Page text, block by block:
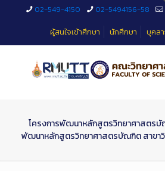
02-549-4150 02-5494156-58
ผู้สนใจเข้าศึกษา
นักศึกษา บุคล
โครงการพัฒนาหลักสูตรวิทยาศาสตรบั
พัฒนาหลักสูตรวิทยาศาสตรบัณฑิต สาขา